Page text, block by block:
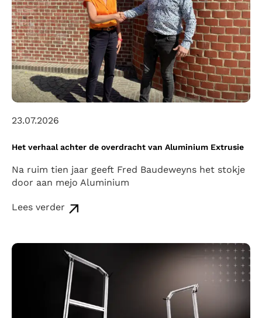
23.07.2026
Het verhaal achter de overdracht van Aluminium Extrusie
Na ruim tien jaar geeft Fred Baudeweyns het stokje
door aan mejo Aluminium
Lees verder